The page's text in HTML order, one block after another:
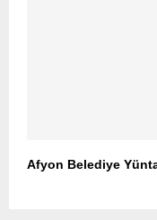
Afyon Belediye